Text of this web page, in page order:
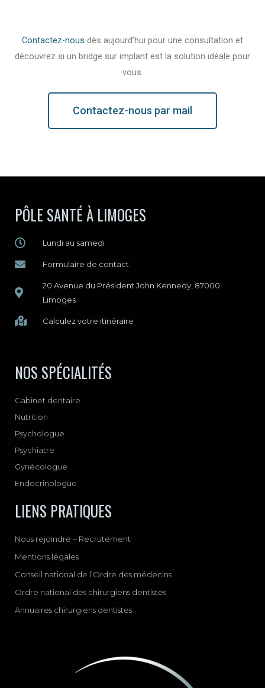
Contactez-nous dès aujourd’hui pour une consultation et
découvrez si un bridge sur implant est la solution idéale pour
vous.
Contactez-nous par mail
PÔLE SANTÉ À LIMOGES
Lundi au samedi
Formulaire de contact
20 Avenue du Président John Kennedy, 87000
Limoges
Calculez votre itinéraire
NOS SPÉCIALITÉS
Cabinet dentaire
Nutrition
Psychologue
Psychiatre
Gynécologue
Endocrinologue
LIENS PRATIQUES
Nous rejoindre – Recrutement
Mentions légales
Conseil national de l’Ordre des médecins
Ordre national des chirurgiens dentistes
Annuaires chirurgiens dentistes